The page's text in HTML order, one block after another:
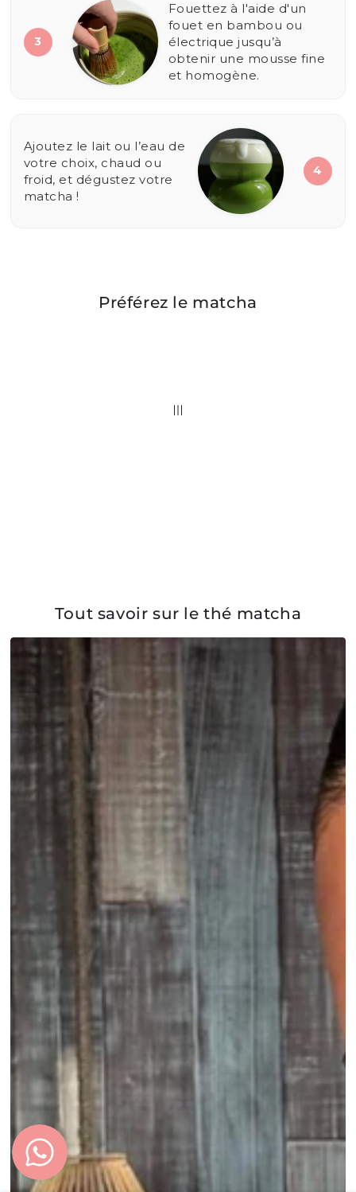
3
Fouettez à l'aide d'un
fouet en bambou ou
électrique jusqu’à
obtenir une mousse fine
et homogène.
4
Ajoutez le lait ou l’eau de
votre choix, chaud ou
froid, et dégustez votre
matcha !
Préférez le matcha
Tout savoir sur le thé matcha